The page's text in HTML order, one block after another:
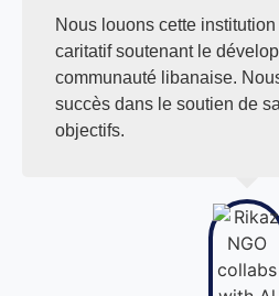
Nous louons cette institution
caritatif soutenant le
communauté libanaise.
succès dans le soutien de
objectifs.